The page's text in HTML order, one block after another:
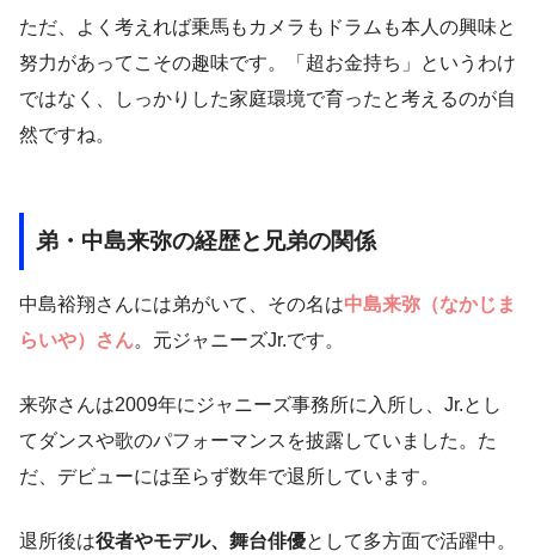
ただ、よく考えれば乗馬もカメラもドラムも本人の興味と
努力があってこその趣味です。「超お金持ち」というわけ
ではなく、しっかりした家庭環境で育ったと考えるのが自
然ですね。
弟・中島来弥の経歴と兄弟の関係
中島裕翔さんには弟がいて、その名は中島来弥（なかじま
らいや）さん。元ジャニーズJr.です。
来弥さんは2009年にジャニーズ事務所に入所し、Jr.とし
てダンスや歌のパフォーマンスを披露していました。た
だ、デビューには至らず数年で退所しています。
退所後は役者やモデル、舞台俳優として多方面で活躍中。